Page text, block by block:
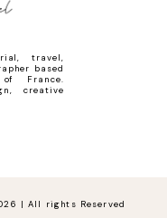
travel,
based
France.
creative
| All rights Reserved